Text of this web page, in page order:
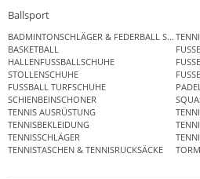
Ballsport
BADMINTONSCHLÄGER & FEDERBALL SETS
BASKETBALL
HALLENFUSSBALLSCHUHE
STOLLENSCHUHE
FUSSBALL TURFSCHUHE
SCHIENBEINSCHONER
TENNIS AUSRÜSTUNG
TENNISBEKLEIDUNG
TENNISSCHLÄGER
TENNISTASCHEN & TENNISRUCKSÄCKE